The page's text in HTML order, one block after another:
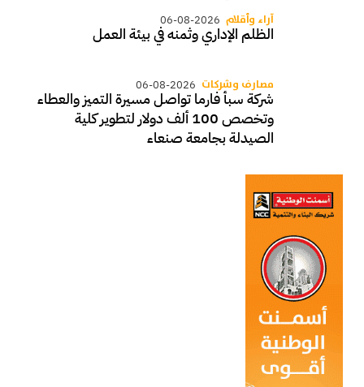
آراء وأقلام 06-08-2026
الظلم الإداري وثمنه في بيئة العمل
مصارف وشركات 06-08-2026
شركة سبأ فارما تواصل مسيرة التميز والعطاء
وتخصص 100 ألف دولار لتطوير كلية
الصيدلة بجامعة صنعاء